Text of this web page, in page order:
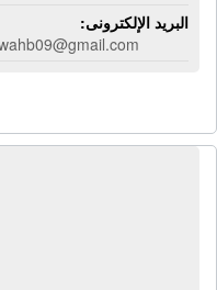
البريد الإلكترونى: